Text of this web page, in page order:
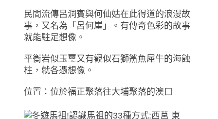
民間流傳呂洞賓與何仙姑在此得道的浪漫故
事，又名為「呂何崖」。有傳奇色彩的故事
就能駐足想像。
平衡岩似玉璽又有觀似石獅鯊魚犀牛的海蝕
柱，就各憑想像。
位置：位於福正聚落往大埔聚落的澳口